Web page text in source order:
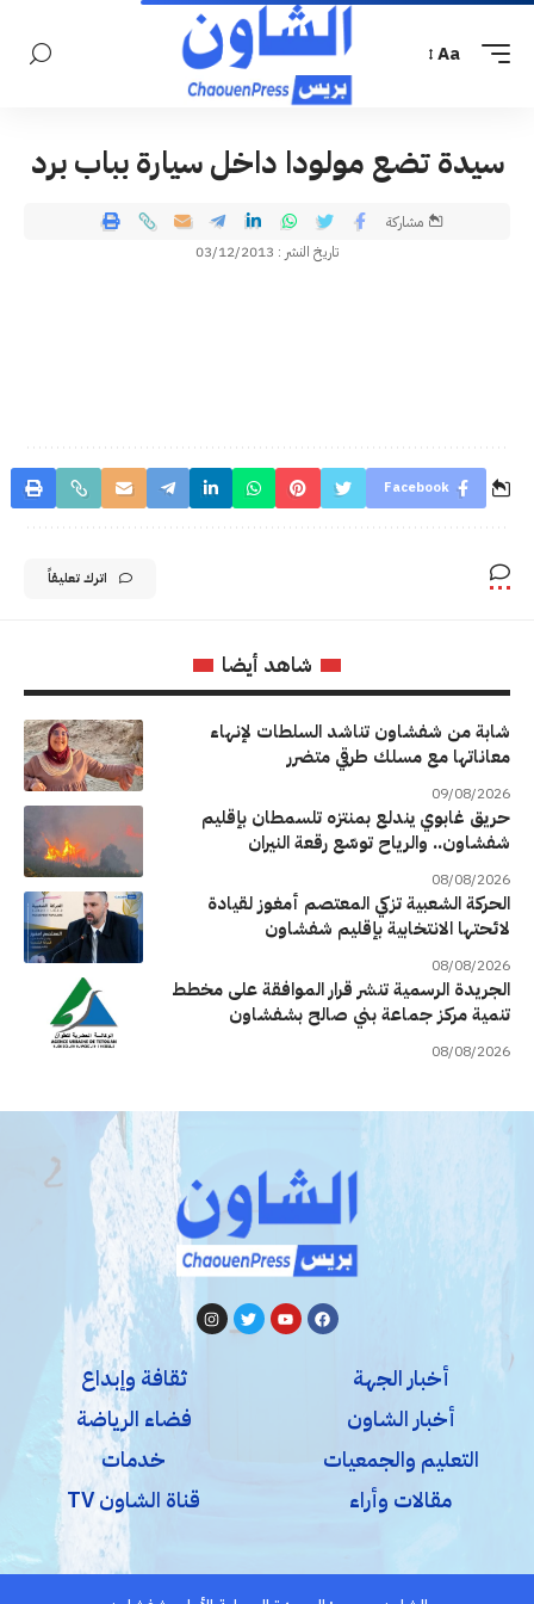
Aa
سيدة تضع مولودا داخل سيارة بباب برد
تاريخ النشر : 03/12/2013
مشاركة
Facebook
اترك تعليقاً
شاهد أيضا
شابة من شفشاون تناشد السلطات لإنهاء
معاناتها مع مسلك طرقي متضرر
09/08/2026
حريق غابوي يندلع بمنتزه تلسمطان بإقليم
شفشاون.. والرياح توسّع رقعة النيران
08/08/2026
الحركة الشعبية تزكي المعتصم أمغوز لقيادة
لائحتها الانتخابية بإقليم شفشاون
08/08/2026
الجريدة الرسمية تنشر قرار الموافقة على مخطط
تنمية مركز جماعة بني صالح بشفشاون
08/08/2026
أخبار الجهة
أخبار الشاون
التعليم والجمعيات
مقالات وأراء
ثقافة وإبداع
فضاء الرياضة
خدمات
قناة الشاون TV